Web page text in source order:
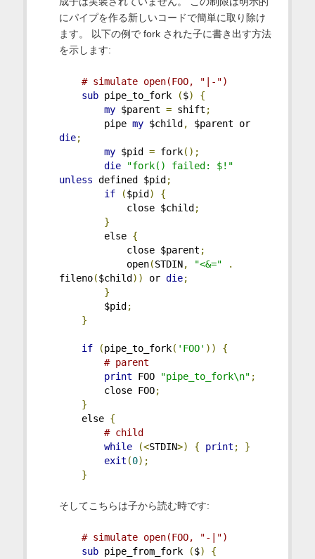
にパイプを作る新しいコードで簡単に取り除け
ます。 以下の例で fork された子に書き出す方法
を示します:
# simulate open(FOO, "|-")
sub pipe_to_fork ($)
{
my $parent = shift ;
pipe my $child ,
$parent or
die;
my $pid = fork();
die
"fork() failed: $!"
unless defined $pid ;
if
($pid )
{
close $child ;
}
else {
close $parent ;
open(STDIN, "<&="
.
fileno($child )) or die;
}
$pid ;
}
if (pipe_to_fork( 'FOO' ))
{
# parent
print FOO "pipe_to_fork\n" ;
close FOO;
}
else {
# child
while
(<STDIN>) { print ;
}
exit (0);
}
そしてこちらは子から読む時です:
# simulate open(FOO, "-|")
sub pipe_from_fork ($)
{